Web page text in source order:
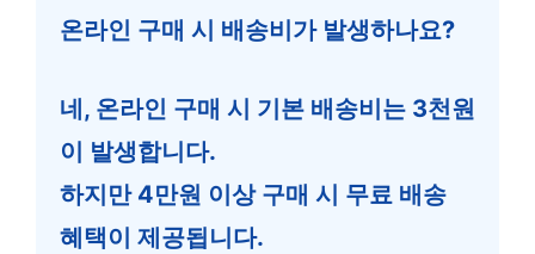
온라인 구매 시 배송비가 발생하나요?
네, 온라인 구매 시 기본 배송비는 3천원
이 발생합니다.
하지만 4만원 이상 구매 시 무료 배송
혜택이 제공됩니다.